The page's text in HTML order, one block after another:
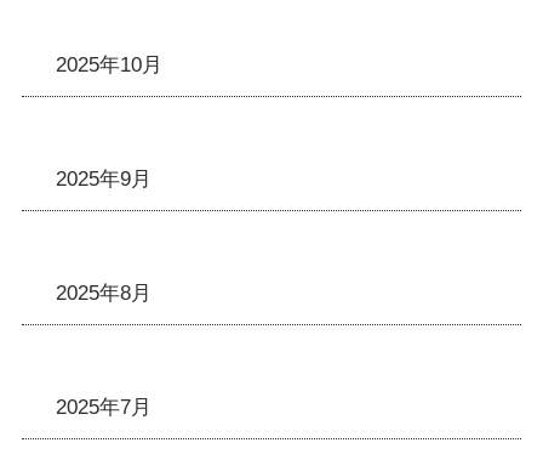
2025年10月
2025年9月
2025年8月
2025年7月